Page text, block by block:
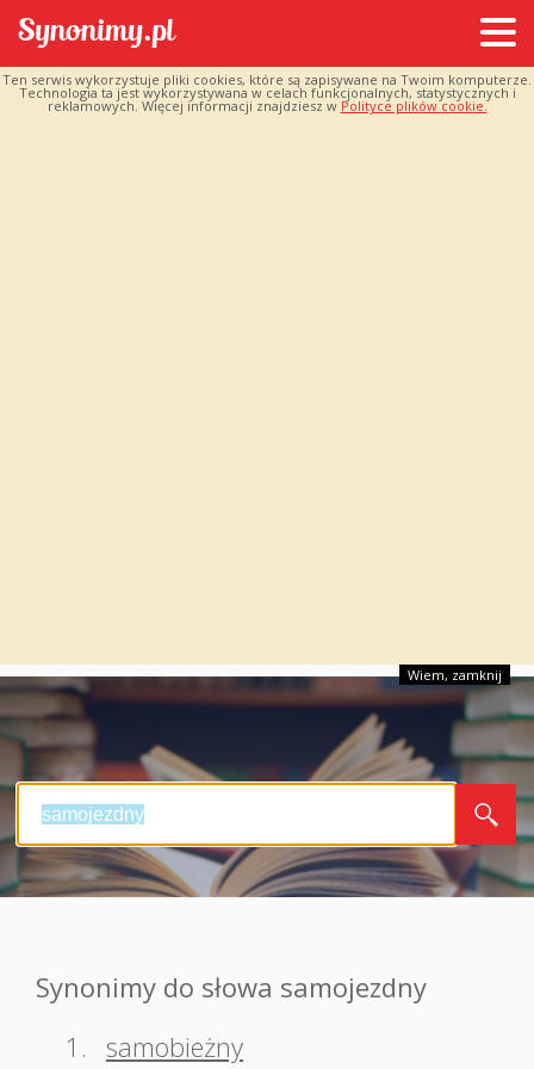
Ten serwis wykorzystuje pliki cookies, które są zapisywane na Twoim komputerze.
Technologia ta jest wykorzystywana w celach funkcjonalnych, statystycznych i
reklamowych. Więcej informacji znajdziesz w Polityce plików cookie.
Wiem, zamknij
Synonimy do słowa samojezdny
1.
samobieżny